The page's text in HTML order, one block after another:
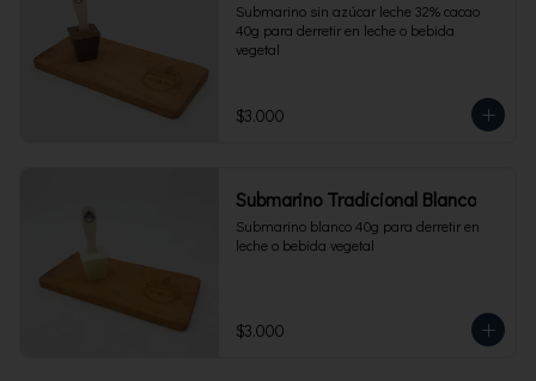
Submarino sin azúcar leche 32% cacao
40g para derretir en leche o bebida
vegetal
$3.000
Submarino Tradicional Blanco
Submarino blanco 40g para derretir en
leche o bebida vegetal
$3.000